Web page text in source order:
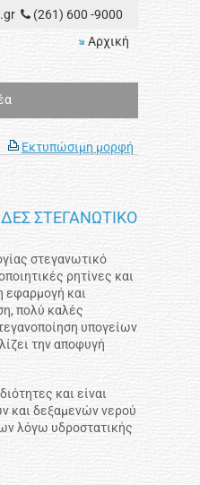
(261) 600 -9000
Αρχική
Εκτυπώσιμη μορφή
ΣΤΕΓΑΝΩΤΙΚΟ
στεγανωτικό
ρητίνες και
εφαρμογή και
πολύ καλές
υπογείων
την αποφυγή
και είναι
και δεξαμενών νερού
λόγω υδροστατικής